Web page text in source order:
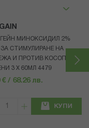
МИНОКСИДИЛ 2%
ЗА СТИМУЛИРАНЕ НА
И ПРОТИВ КОСОПАД
3 X 60МЛ 4479
€ / 68.26 лв.
КУПИ